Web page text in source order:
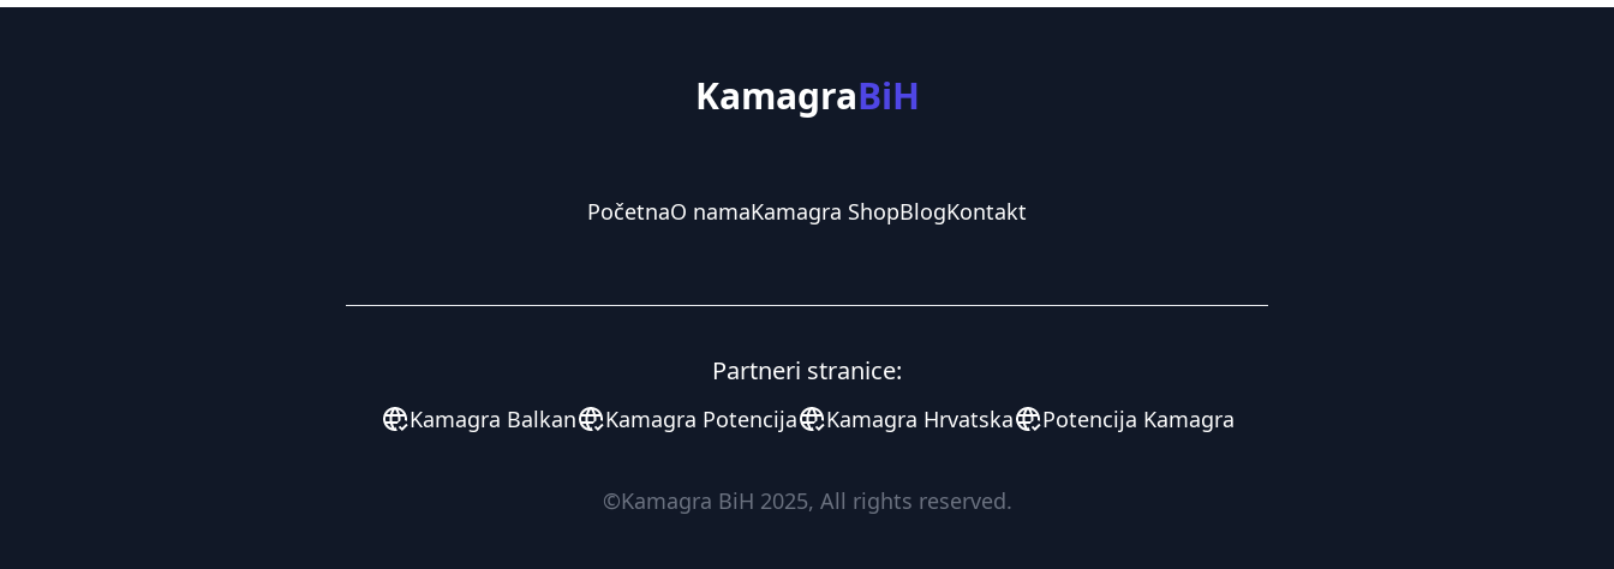
KamagraBiH
PočetnaO namaKamagra ShopBlogKontakt
Partneri stranice:
Kamagra Balkan Kamagra Potencija Kamagra Hrvatska Potencija Kamagra
©Kamagra BiH 2025, All rights reserved.